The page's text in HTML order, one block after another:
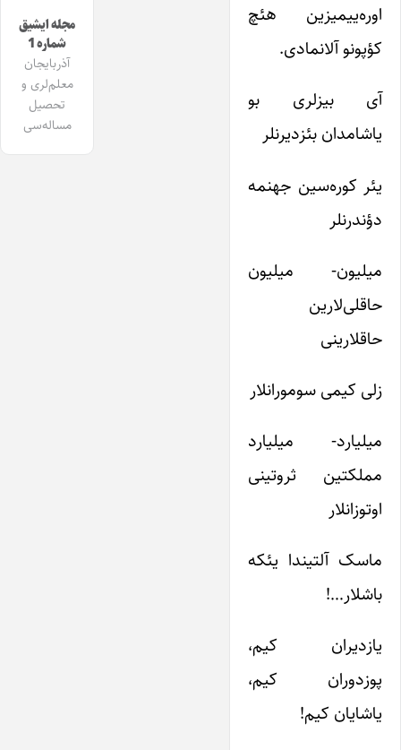
اوره‌ییمیزین هئچ
کؤپونو آلانمادی.
آی بیزلری بو
یاشامدان بئزدیرنلر
یئر کوره‌سین جهنمه
دؤندرنلر
میلیون- میلیون
حاقلی‌لارین
حاقلارینی
زلی کیمی سومورانلار
میلیارد- میلیارد
مملکتین ثروتینی
اوتوزانلار
ماسک آلتیندا یئکه
باشلار…!
یازدیران کیم،
پوزدوران کیم،
یاشایان کیم!
مجله ایشیق
شماره 1
آذربایجان
معلم‌لری و
تحصیل
مساله‌سی